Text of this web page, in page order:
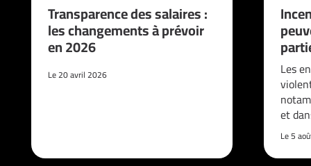
Transparence des salaires :
les changements à prévoir
en 2026
Le 20 avril 2026 Les
et
Le 5